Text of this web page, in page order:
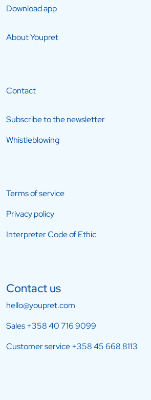
Download app
About Youpret
Contact
Subscribe to the newsletter
Whistleblowing
Terms of service
Privacy policy
Interpreter Code of Ethic
Contact us
hello@youpret.com
Sales+358 40 716 9099
Customer service+358 45 668 8113